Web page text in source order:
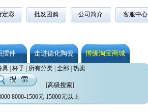
定彩 批发团购 公司简介 客服中心
摆件 走进德化陶瓷 博缘淘宝商城
具| 杯子| 所有分类| 全部| 热卖
[高级搜索]
8000-1500元 15000元以上